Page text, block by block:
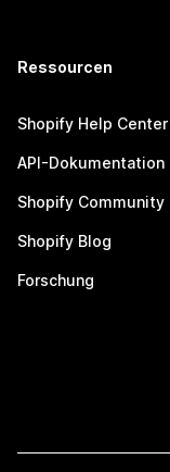
Ressourcen
Shopify Help Center
API-Dokumentation
Shopify Community
Shopify Blog
Forschung